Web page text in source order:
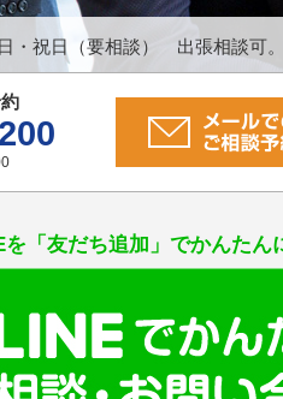
・祝日（要相談） 出張相談可
「友だち追加」でかんたん